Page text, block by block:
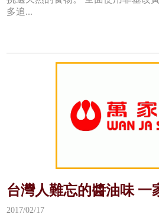
多追...
台灣人難忘的醬油味 一
2017/02/17